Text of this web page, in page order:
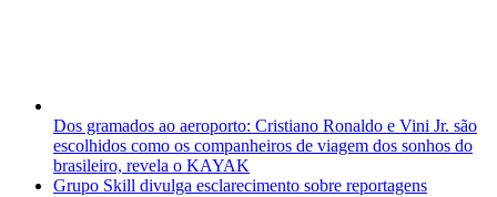
Dos gramados ao aeroporto: Cristiano Ronaldo e Vini Jr. são
escolhidos como os companheiros de viagem dos sonhos do
brasileiro, revela o KAYAK
Grupo Skill divulga esclarecimento sobre reportagens